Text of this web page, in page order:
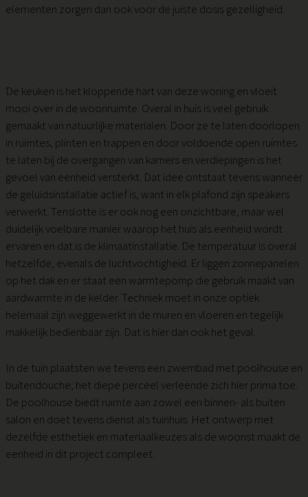
elementen zorgen dan ook voor de juiste dosis gezelligheid.
De keuken is het kloppende hart van deze woning en vloeit
mooi over in de woonruimte. Overal in huis is veel gebruik
gemaakt van natuurlijke materialen. Door ze te laten doorlopen
in ruimtes, plinten en trappen en door voldoende open ruimtes
te laten bij de overgangen van kamers en verdiepingen is het
gevoel van eenheid versterkt. Dat idee ontstaat tevens wanneer
de geluidsinstallatie actief is, want in elk plafond zijn speakers
verwerkt. Tenslotte is er ook nog een onzichtbare, maar wel
duidelijk voelbare manier waarop het huis als eenheid wordt
ervaren en dat is de klimaatinstallatie. De temperatuur is overal
hetzelfde, evenals de luchtvochtigheid. Er liggen zonnepanelen
op het dak en er staat een warmtepomp die gebruik maakt van
aardwarmte in de kelder. Techniek moet in onze optiek
helemaal zijn weggewerkt in de muren en vloeren en tegelijk
makkelijk bedienbaar zijn. Dat is hier dan ook het geval.
In de tuin plaatsten we tevens een zwembad met poolhouse en
buitendouche; het diepe perceel verleende zich hier prima toe.
De poolhouse biedt ruimte aan zowel een binnen- als buiten
salon en doet tevens dienst als tuinhuis. Het ontwerp met
dezelfde esthetiek en materiaalkeuzes als de woonst maakt de
eenheid in dit project compleet.